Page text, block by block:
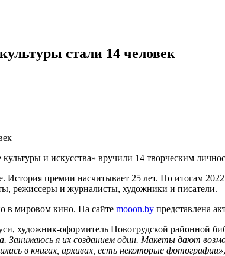
стали 14 человек
и искусства» вручили 14 творческим
История премии насчитывает 25 лет. По итогам
режиссеры и журналисты, художники и писатели.
в мировом кино. На сайте mooon.by представлена
художник-оформитель Новогрудской районной
Занимаюсь я их созданием один. Макеты дают
в книгах, архивах, есть некоторые фотографии»